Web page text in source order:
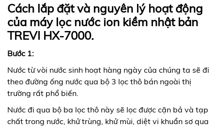
Cách lắp đặt và nguyên lý hoạt động
của máy lọc nước ion kiềm nhật bản
TREVI HX-7000.
Bước 1:
Nước từ vòi nước sinh hoạt hàng ngày của chúng ta sẽ đi
theo đường ống nước qua bộ 3 lọc thô bán ngoài thị
trường rất phổ biến.
Nước đi qua bộ ba lọc thô này sẽ lọc được cặn bả và tạp
chất trong nước, khử trùng, khử mùi, diệt vi khuẩn sơ qua